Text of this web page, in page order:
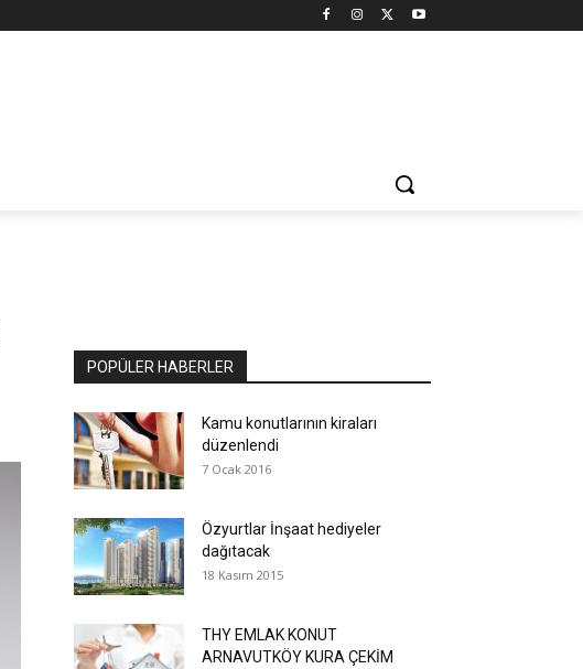
POPÜLER HABERLER
Kamu konutlarının kiraları
düzenlendi
7 Ocak 2016
Özyurtlar İnşaat hediyeler
dağıtacak
18 Kasım 2015
THY EMLAK KONUT
ARNAVUTKÖY KURA ÇEKİM